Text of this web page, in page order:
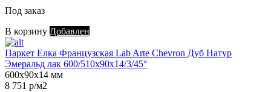
Под заказ
В корзину Добавлен
Паркет Елка Французская Lab Arte Chevron Дуб Натур
Эмеральд лак 600/510х90х14/3/45°
600х90х14 мм
8 751 р/м2